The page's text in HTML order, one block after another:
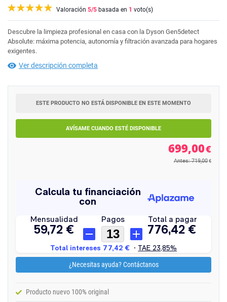
Valoración 5/5 basada en 1 voto(s)
Descubre la limpieza profesional en casa con la Dyson Gen5detect
Absolute: máxima potencia, autonomía y filtración avanzada para hogares
exigentes.
Ver descripción completa
ESTE PRODUCTO NO ESTÁ DISPONIBLE EN ESTE MOMENTO
AVÍSAME CUANDO ESTÉ DISPONIBLE
699,00€
Antes: 719,00 €
¿Necesitas ayuda? Contáctanos
Producto nuevo 100% original